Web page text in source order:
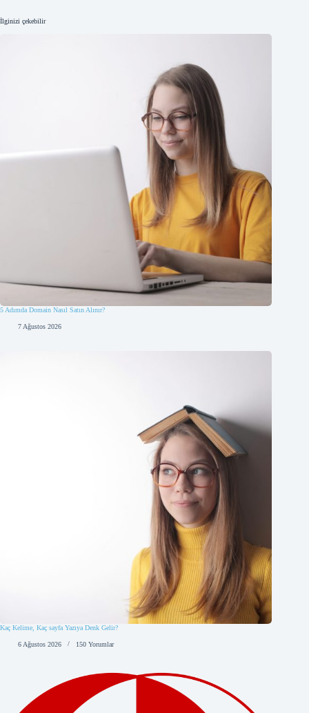
İlginizi çekebilir
5 Adımda Domain Nasıl Satın Alınır?
7 Ağustos 2026
Kaç Kelime, Kaç sayfa Yazıya Denk Gelir?
6 Ağustos 2026 150 Yorumlar